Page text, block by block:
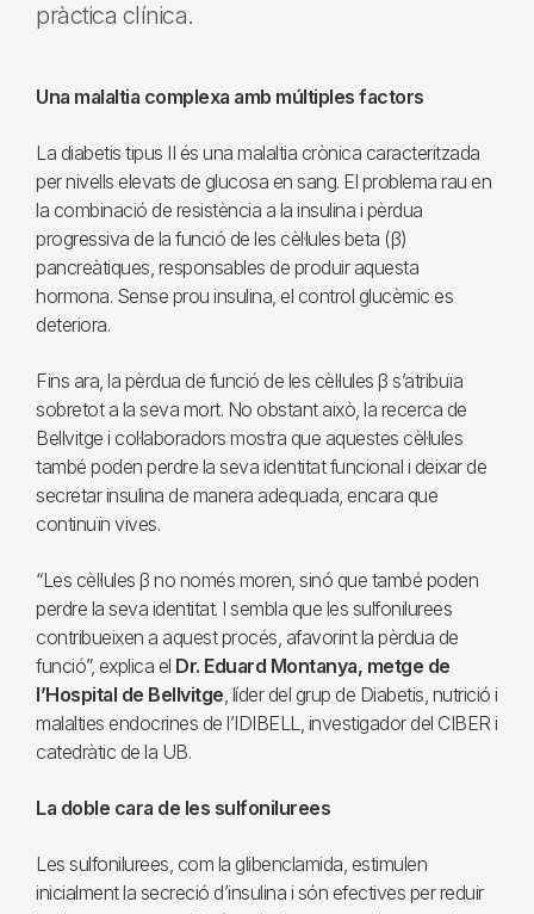
pràctica clínica.
Una malaltia complexa amb múltiples factors
La diabetis tipus II és una malaltia crònica caracteritzada
per nivells elevats de glucosa en sang. El problema rau en
la combinació de resistència a la insulina i pèrdua
progressiva de la funció de les cèl·lules beta (β)
pancreàtiques, responsables de produir aquesta
hormona. Sense prou insulina, el control glucèmic es
deteriora.
Fins ara, la pèrdua de funció de les cèl·lules β s’atribuïa
sobretot a la seva mort. No obstant això, la recerca de
Bellvitge i col·laboradors mostra que aquestes cèl·lules
també poden perdre la seva identitat funcional i deixar de
secretar insulina de manera adequada, encara que
continuïn vives.
“Les cèl·lules β no només moren, sinó que també poden
perdre la seva identitat. I sembla que les sulfonilurees
contribueixen a aquest procés, afavorint la pèrdua de
funció”, explica el Dr. Eduard Montanya, metge de
l’Hospital de Bellvitge, líder del grup de Diabetis, nutrició i
malalties endocrines de l’IDIBELL, investigador del CIBER i
catedràtic de la UB.
La doble cara de les sulfonilurees
Les sulfonilurees, com la glibenclamida, estimulen
inicialment la secreció d’insulina i són efectives per reduir